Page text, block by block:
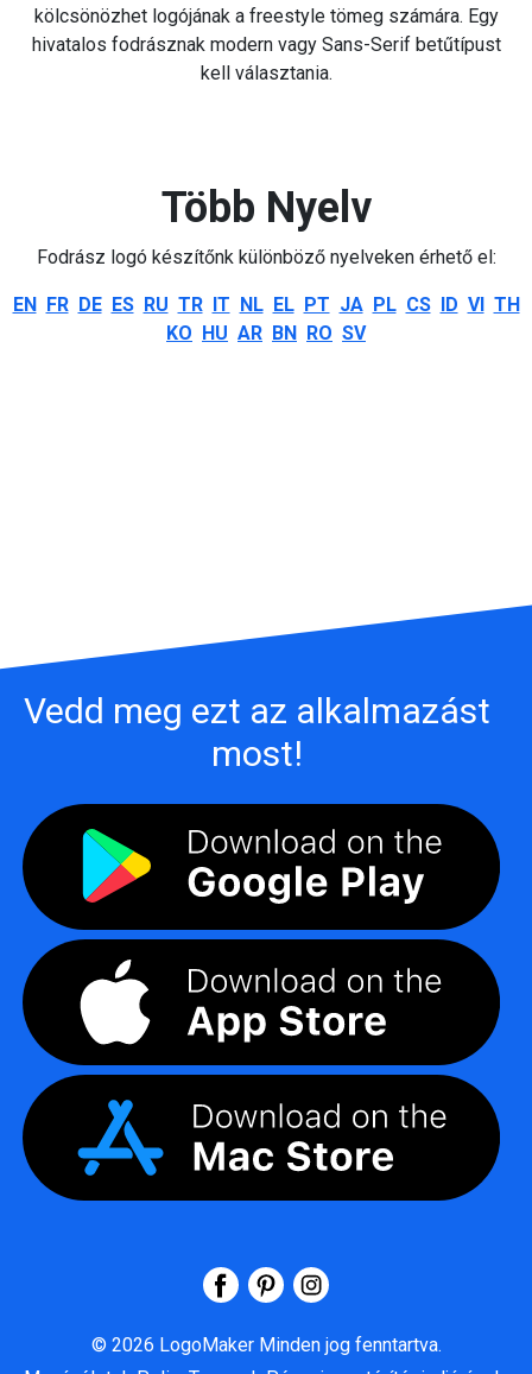
kölcsönözhet logójának a freestyle tömeg számára. Egy
hivatalos fodrásznak modern vagy Sans-Serif betűtípust
kell választania.
Több Nyelv
Fodrász logó készítőnk különböző nyelveken érhető el:
EN FR DE ES RU TR IT NL EL PT JA PL CS ID VI TH
KO HU AR BN RO SV
Vedd meg ezt az alkalmazást
most!
© 2026 LogoMaker Minden jog fenntartva.